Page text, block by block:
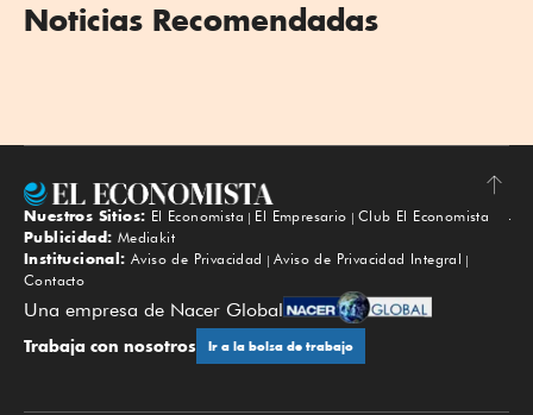
Noticias Recomendadas
Subir
Nuestros Sitios: El Economista El Empresario
Club El Economista
Publicidad: Mediakit
Institucional: Aviso de Privacidad
Aviso de Privacidad Integral
Contacto
Una empresa de Nacer Global
Trabaja con nosotros Ir a la bolsa de trabajo